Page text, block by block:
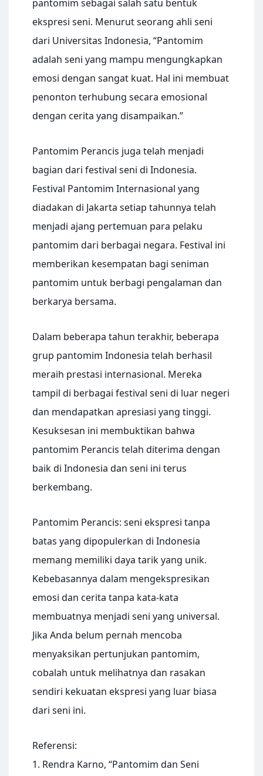
pantomim sebagai salah satu bentuk
ekspresi seni. Menurut seorang ahli seni
dari Universitas Indonesia, “Pantomim
adalah seni yang mampu mengungkapkan
emosi dengan sangat kuat. Hal ini membuat
penonton terhubung secara emosional
dengan cerita yang disampaikan.”
Pantomim Perancis juga telah menjadi
bagian dari festival seni di Indonesia.
Festival Pantomim Internasional yang
diadakan di Jakarta setiap tahunnya telah
menjadi ajang pertemuan para pelaku
pantomim dari berbagai negara. Festival ini
memberikan kesempatan bagi seniman
pantomim untuk berbagi pengalaman dan
berkarya bersama.
Dalam beberapa tahun terakhir, beberapa
grup pantomim Indonesia telah berhasil
meraih prestasi internasional. Mereka
tampil di berbagai festival seni di luar negeri
dan mendapatkan apresiasi yang tinggi.
Kesuksesan ini membuktikan bahwa
pantomim Perancis telah diterima dengan
baik di Indonesia dan seni ini terus
berkembang.
Pantomim Perancis: seni ekspresi tanpa
batas yang dipopulerkan di Indonesia
memang memiliki daya tarik yang unik.
Kebebasannya dalam mengekspresikan
emosi dan cerita tanpa kata-kata
membuatnya menjadi seni yang universal.
Jika Anda belum pernah mencoba
menyaksikan pertunjukan pantomim,
cobalah untuk melihatnya dan rasakan
sendiri kekuatan ekspresi yang luar biasa
dari seni ini.
Referensi:
1. Rendra Karno, “Pantomim dan Seni